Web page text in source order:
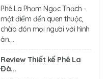
Phê La Phạm Ngọc Thạch -
một điểm đến quen thuộc,
chào đón mọi người với hình
ản....
Review Thiết kế Phê La
Đà...